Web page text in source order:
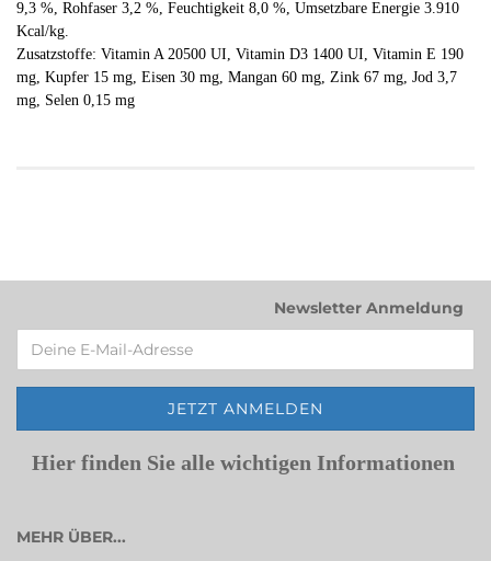
9,3 %, Rohfaser 3,2 %, Feuchtigkeit 8,0 %, Umsetzbare Energie 3.910
Kcal/kg.
Zusatzstoffe: Vitamin A 20500 UI, Vitamin D3 1400 UI, Vitamin E 190
mg, Kupfer 15 mg, Eisen 30 mg, Mangan 60 mg, Zink 67 mg, Jod 3,7
mg, Selen 0,15 mg
Newsletter Anmeldung
Hier finden Sie alle wichtigen Informationen
MEHR ÜBER...